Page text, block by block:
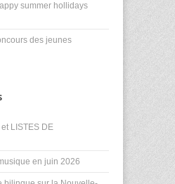
summer hollidays
des jeunes
LISTES DE
en juin 2026